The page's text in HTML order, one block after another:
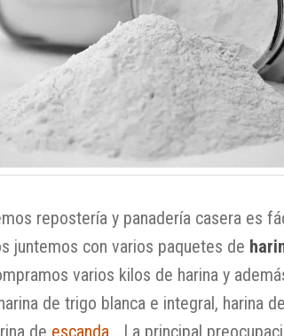
repostería y panadería casera es
juntemos con varios paquetes de
varios kilos de harina y
de trigo blanca e integral, harina
de escanda… La principal